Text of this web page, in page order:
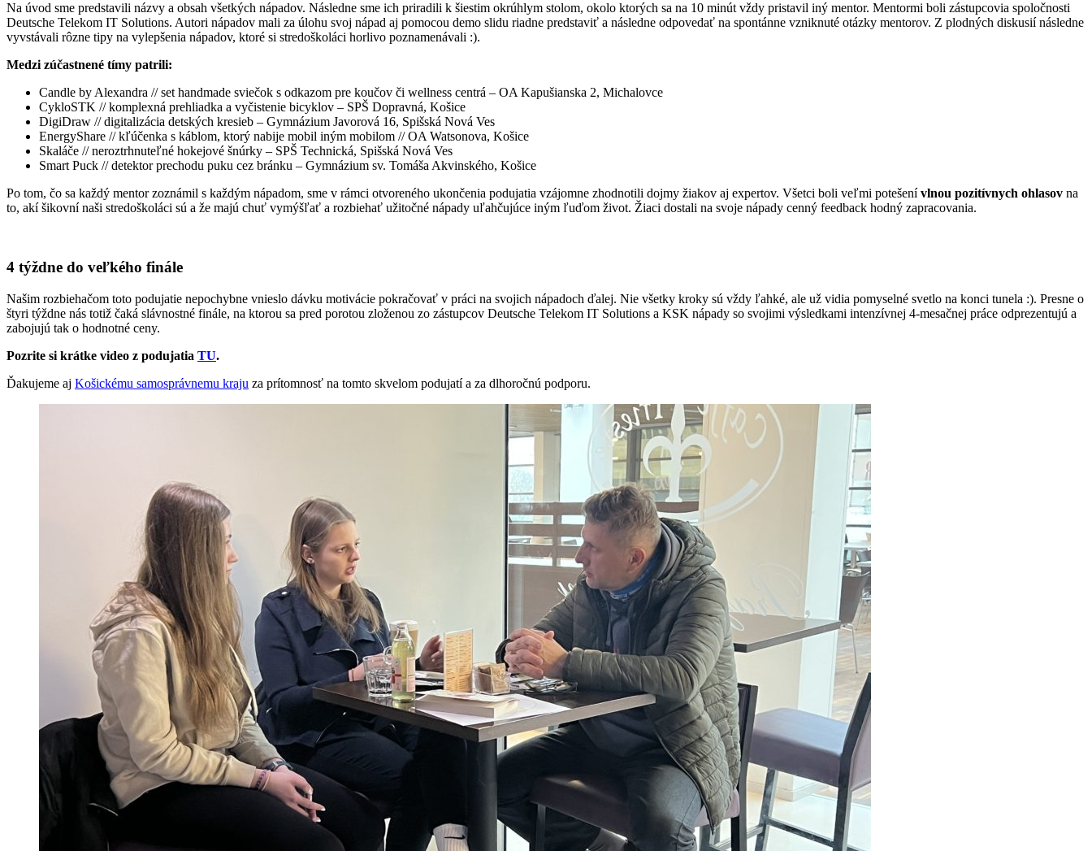
Na úvod sme predstavili názvy a obsah všetkých nápadov. Následne sme ich priradili k šiestim okrúhlym stolom, okolo ktorých sa na 10 minút vždy pristavil iný mentor. Mentormi boli zástupcovia spoločnosti
Deutsche Telekom IT Solutions. Autori nápadov mali za úlohu svoj nápad aj pomocou demo slidu riadne predstaviť a následne odpovedať na spontánne vzniknuté otázky mentorov. Z plodných diskusií následne
vyvstávali rôzne tipy na vylepšenia nápadov, ktoré si stredoškoláci horlivo poznamenávali :).
Medzi zúčastnené tímy patrili:
Candle by Alexandra // set handmade sviečok s odkazom pre koučov či wellness centrá – OA Kapušianska 2, Michalovce
CykloSTK // komplexná prehliadka a vyčistenie bicyklov – SPŠ Dopravná, Košice
DigiDraw // digitalizácia detských kresieb – Gymnázium Javorová 16, Spišská Nová Ves
EnergyShare // kľúčenka s káblom, ktorý nabije mobil iným mobilom // OA Watsonova, Košice
Skaláče // neroztrhnuteľné hokejové šnúrky – SPŠ Technická, Spišská Nová Ves
Smart Puck // detektor prechodu puku cez bránku – Gymnázium sv. Tomáša Akvinského, Košice
Po tom, čo sa každý mentor zoznámil s každým nápadom, sme v rámci otvoreného ukončenia podujatia vzájomne zhodnotili dojmy žiakov aj expertov. Všetci boli veľmi potešenívlnou pozitívnych ohlasov na
to, akí šikovní naši stredoškoláci sú a že majú chuť vymýšľať a rozbiehať užitočné nápady uľahčujúce iným ľuďom život. Žiaci dostali na svoje nápady cenný feedback hodný zapracovania.
4 týždne do veľkého finále
Našim rozbiehačom toto podujatie nepochybne vnieslo dávku motivácie pokračovať v práci na svojich nápadoch ďalej. Nie všetky kroky sú vždy ľahké, ale už vidia pomyselné svetlo na konci tunela :). Presne o
štyri týždne nás totiž čaká slávnostné finále, na ktorou sa pred porotou zloženou zo zástupcov Deutsche Telekom IT Solutions a KSK nápady so svojimi výsledkami intenzívnej 4-mesačnej práce odprezentujú a
zabojujú tak o hodnotné ceny.
Pozrite si krátke video z podujatia TU.
Ďakujeme aj Košickému samosprávnemu kraju za prítomnosť na tomto skvelom podujatí a za dlhoročnú podporu.